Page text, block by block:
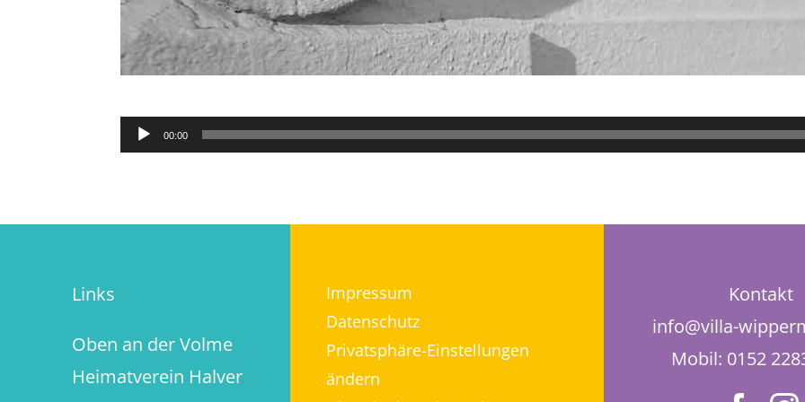
Audio-00:00
Links
Oben an der Volme
Heimatverein Halver
Impressum
Datenschutz
Privatsphäre-Einstellungen
ändern
Kontakt
info@villa-
Mobil: 0152